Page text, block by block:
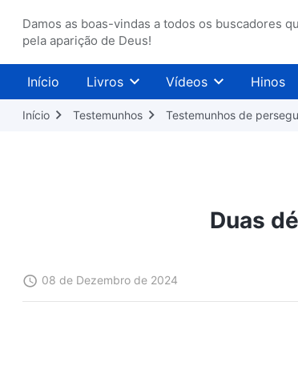
Damos as boas-vindas a todos os buscadores
pela aparição de Deus!
Início Livros Vídeos Hinos
Início Testemunhos Testemunhos de
Duas
08 de Dezembro de 2024